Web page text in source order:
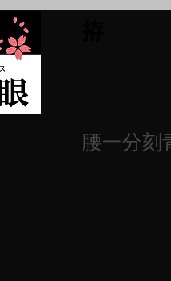
腰一分刻